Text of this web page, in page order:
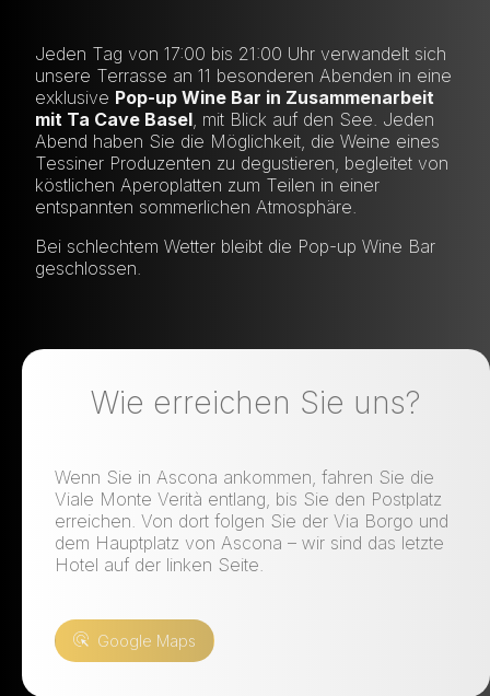
Jeden Tag von 17:00 bis 21:00 Uhr verwandelt sich
unsere Terrasse an 11 besonderen Abenden in eine
exklusive Pop-up Wine Bar in Zusammenarbeit
mit Ta Cave Basel, mit Blick auf den See. Jeden
Abend haben Sie die Möglichkeit, die Weine eines
Tessiner Produzenten zu degustieren, begleitet von
köstlichen Aperoplatten zum Teilen in einer
entspannten sommerlichen Atmosphäre.
Bei schlechtem Wetter bleibt die Pop-up Wine Bar
geschlossen.
Wie erreichen Sie uns?
Wenn Sie in Ascona ankommen, fahren Sie die
Viale Monte Verità entlang, bis Sie den Postplatz
erreichen. Von dort folgen Sie der Via Borgo und
dem Hauptplatz von Ascona – wir sind das letzte
Hotel auf der linken Seite.
Google Maps